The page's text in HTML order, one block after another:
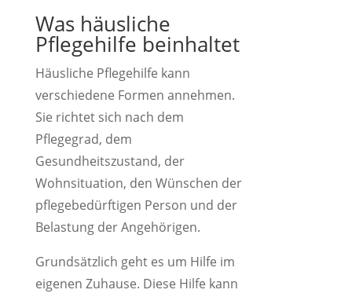
Was häusliche
Pflegehilfe beinhaltet
Häusliche Pflegehilfe kann
verschiedene Formen annehmen.
Sie richtet sich nach dem
Pflegegrad, dem
Gesundheitszustand, der
Wohnsituation, den Wünschen der
pflegebedürftigen Person und der
Belastung der Angehörigen.
Grundsätzlich geht es um Hilfe im
eigenen Zuhause. Diese Hilfe kann